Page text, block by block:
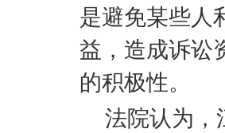
是避免某些人
益，造成诉讼
的积极性。
法院认为，